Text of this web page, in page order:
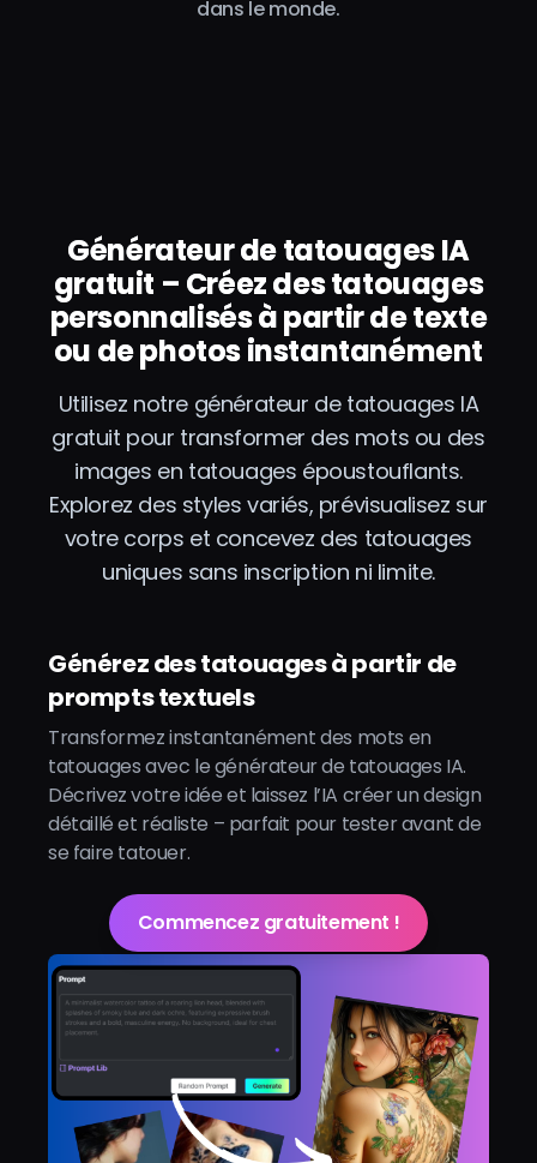
dans le monde.
Générateur de tatouages IA
gratuit – Créez des tatouages
personnalisés à partir de texte
ou de photos instantanément
Utilisez notre générateur de tatouages IA
gratuit pour transformer des mots ou des
images en tatouages époustouflants.
Explorez des styles variés, prévisualisez sur
votre corps et concevez des tatouages
uniques sans inscription ni limite.
Générez des tatouages à partir de
prompts textuels
Transformez instantanément des mots en
tatouages avec le générateur de tatouages IA.
Décrivez votre idée et laissez l’IA créer un design
détaillé et réaliste – parfait pour tester avant de
se faire tatouer.
Commencez gratuitement !